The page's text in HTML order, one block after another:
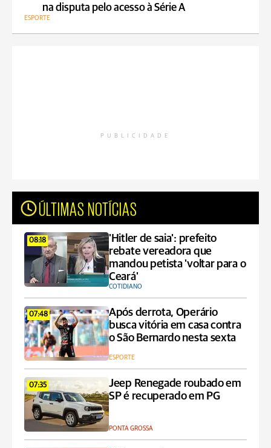
na disputa pelo acesso à Série A
ESPORTE
PUBLICIDADE
ÚLTIMAS NOTÍCIAS
08:18
'Hitler de saia': prefeito
rebate vereadora que
mandou petista 'voltar para o
Ceará'
COTIDIANO
07:48
Após derrota, Operário
busca vitória em casa contra
o São Bernardo nesta sexta
ESPORTE
07:35
Jeep Renegade roubado em
SP é recuperado em PG
PONTA GROSSA